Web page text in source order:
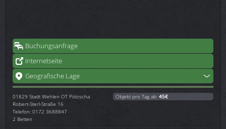
Buchungsanfrage
Internetseite
Geografische Lage
01829 Stadt Wehlen OT Pötzscha
Robert-Sterl-Straße 16
Telefon: 0172 3688847
2 Betten
Objekt pro Tag ab: 45€